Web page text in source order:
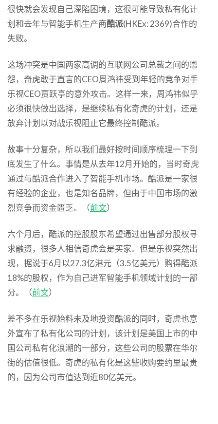
很快就会发现自己深陷困境，这很可能导致私有化计
划和去年与智能手机生产商酷派(HKEx: 2369)合作的
失败。
这场冲突是中国两家高调的互联网公司总裁之间的恩
怨，奇虎敢于直言的CEO周鸿祎受到年轻的竞争对手
乐视CEO贾跃亭的意外攻击。这样一来，周鸿祎似乎
必须很快做出选择，是继续私有化奇虎的计划，还是
放弃计划以对战乐视阻止它最终控制酷派。
故事十分复杂，所以我们最好按时间顺序梳理一下到
底发生了什么。事情是从去年12月开始的，当时奇虎
通过与酷派合作进入了智能手机市场。酷派是一家很
有经验的企业，也是知名品牌，但由于中国市场的激
烈竞争而资金匮乏。（前文）
六个月后，酷派的控股股东希望通过出售部分股权寻
求融资，很多人相信奇虎会是买家。但是乐视突然出
现，据说于6月以27.3亿港元（3.5亿美元）购得酷派
18%的股权，作为自己进军智能手机领域计划的一部
分。（前文）
差不多在乐视始料未及地投资酷派的同时，奇虎也意
外宣布了私有化公司的计划，该计划是美国上市的中
国公司私有化浪潮的一部分，这些公司的股票在华尔
街的估值很低。奇虎的私有化是这些收购要约里最贵
的，因为公司市值达到近80亿美元。